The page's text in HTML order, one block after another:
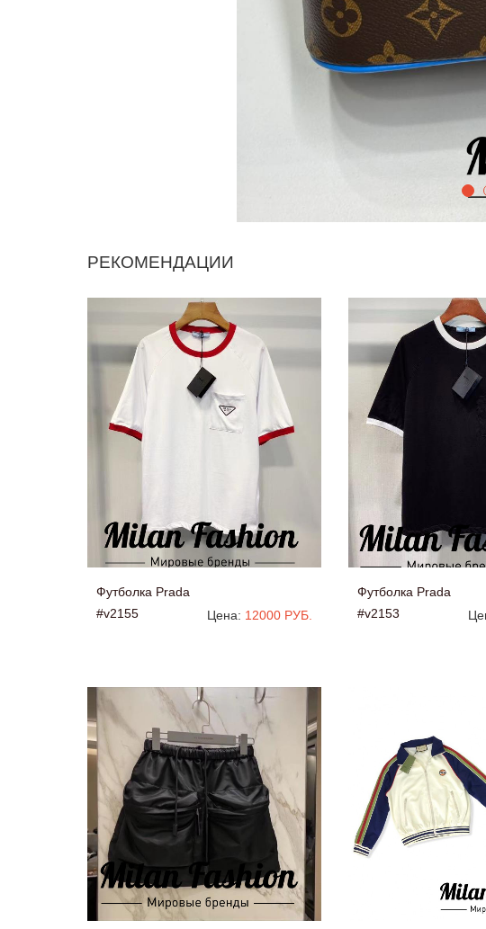
РЕКОМЕНДАЦИИ
Футболка Prada
#v2155
Цена: 12000 РУБ.
Футболка Prada
#v2153